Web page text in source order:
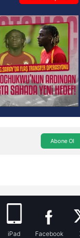
Abone Ol
iPad Facebook